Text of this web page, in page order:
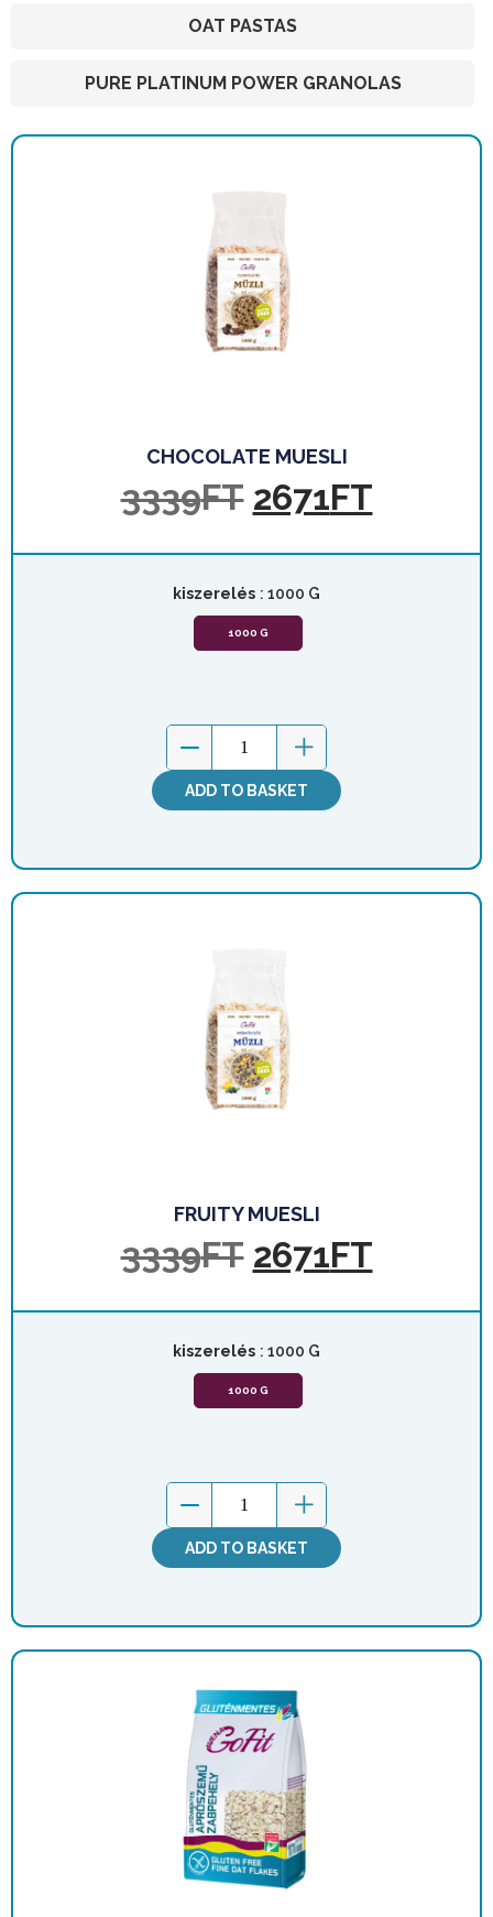
OAT PASTAS
PURE PLATINUM POWER GRANOLAS
CHOCOLATE MUESLI
3339FT 2671FT
kiszerelés : 1000 G
1000 G
ADD TO BASKET
FRUITY MUESLI
3339FT 2671FT
kiszerelés : 1000 G
1000 G
ADD TO BASKET